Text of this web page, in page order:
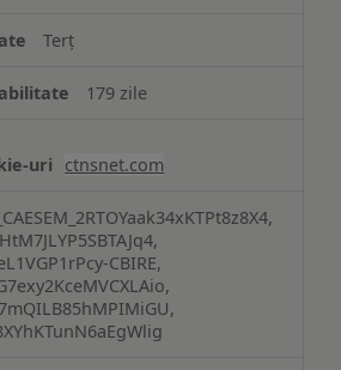
Terț
179 zile
ctnsnet.com
CBIRE,